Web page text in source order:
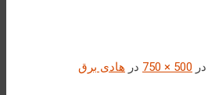
در 500 × 750 در هادی برق